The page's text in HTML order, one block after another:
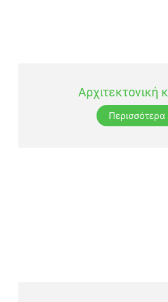
Αρχιτεκτονική
Περισσότερα